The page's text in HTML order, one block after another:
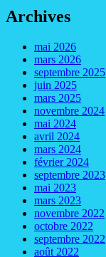
Archives
mai 2026
mars 2026
septembre 2025
juin 2025
mars 2025
novembre 2024
mai 2024
avril 2024
mars 2024
février 2024
septembre 2023
mai 2023
mars 2023
novembre 2022
octobre 2022
septembre 2022
août 2022